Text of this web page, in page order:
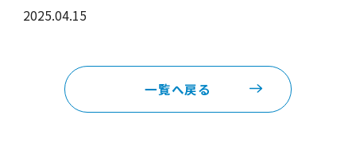
2025.04.15
一覧へ戻る